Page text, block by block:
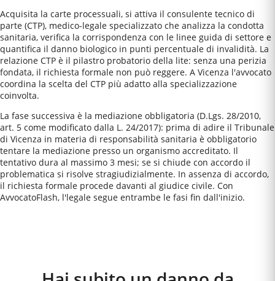
Acquisita la carte processuali, si attiva il consulente tecnico di
parte (CTP), medico-legale specializzato che analizza la condotta
sanitaria, verifica la corrispondenza con le linee guida di settore e
quantifica il danno biologico in punti percentuale di invalidità. La
relazione CTP è il pilastro probatorio della lite: senza una perizia
fondata, il richiesta formale non può reggere. A Vicenza l'avvocato
coordina la scelta del CTP più adatto alla specializzazione
coinvolta.
La fase successiva è la mediazione obbligatoria (D.Lgs. 28/2010,
art. 5 come modificato dalla L. 24/2017): prima di adire il Tribunale
di Vicenza in materia di responsabilità sanitaria è obbligatorio
tentare la mediazione presso un organismo accreditato. Il
tentativo dura al massimo 3 mesi; se si chiude con accordo il
problematica si risolve stragiudizialmente. In assenza di accordo,
il richiesta formale procede davanti al giudice civile. Con
AvvocatoFlash, l'legale segue entrambe le fasi fin dall'inizio.